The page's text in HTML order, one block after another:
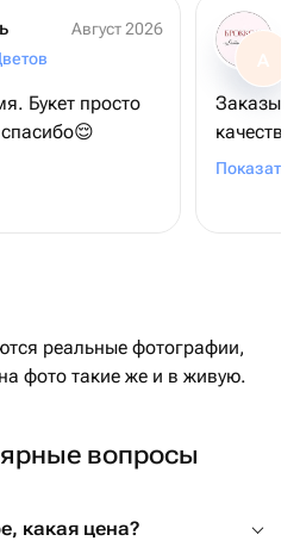
Август 2026
Букет просто
А
Спасибо!
Показать
реальные фотографии,
фото такие же и в живую.
вопросы
какая цена?